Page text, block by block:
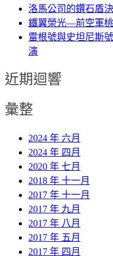
洛馬公司的鑽石盾
鐵翼榮光—前空軍
雷根號與史坦尼斯
演
近期迴響
彙整
2024 年 六月
2024 年 四月
2020 年 七月
2018 年 十一月
2017 年 十一月
2017 年 九月
2017 年 八月
2017 年 五月
2017 年 四月